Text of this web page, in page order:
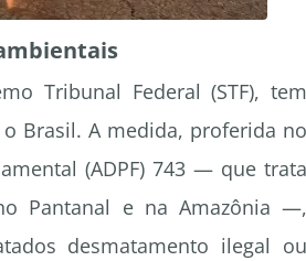
Tribunal Federal (STF), tem
Brasil. A medida, proferida no
(ADPF) 743 — que trata
Pantanal e na Amazônia —,
desmatamento ilegal ou